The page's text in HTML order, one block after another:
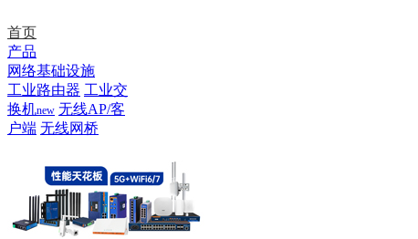
首页
产品
网络基础设施
工业路由器 工业交
换机new 无线AP/客
户端 无线网桥